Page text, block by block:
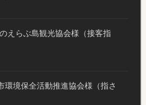
えらぶ島観光協会様（接客指
環境保全活動推進協会様（指さ